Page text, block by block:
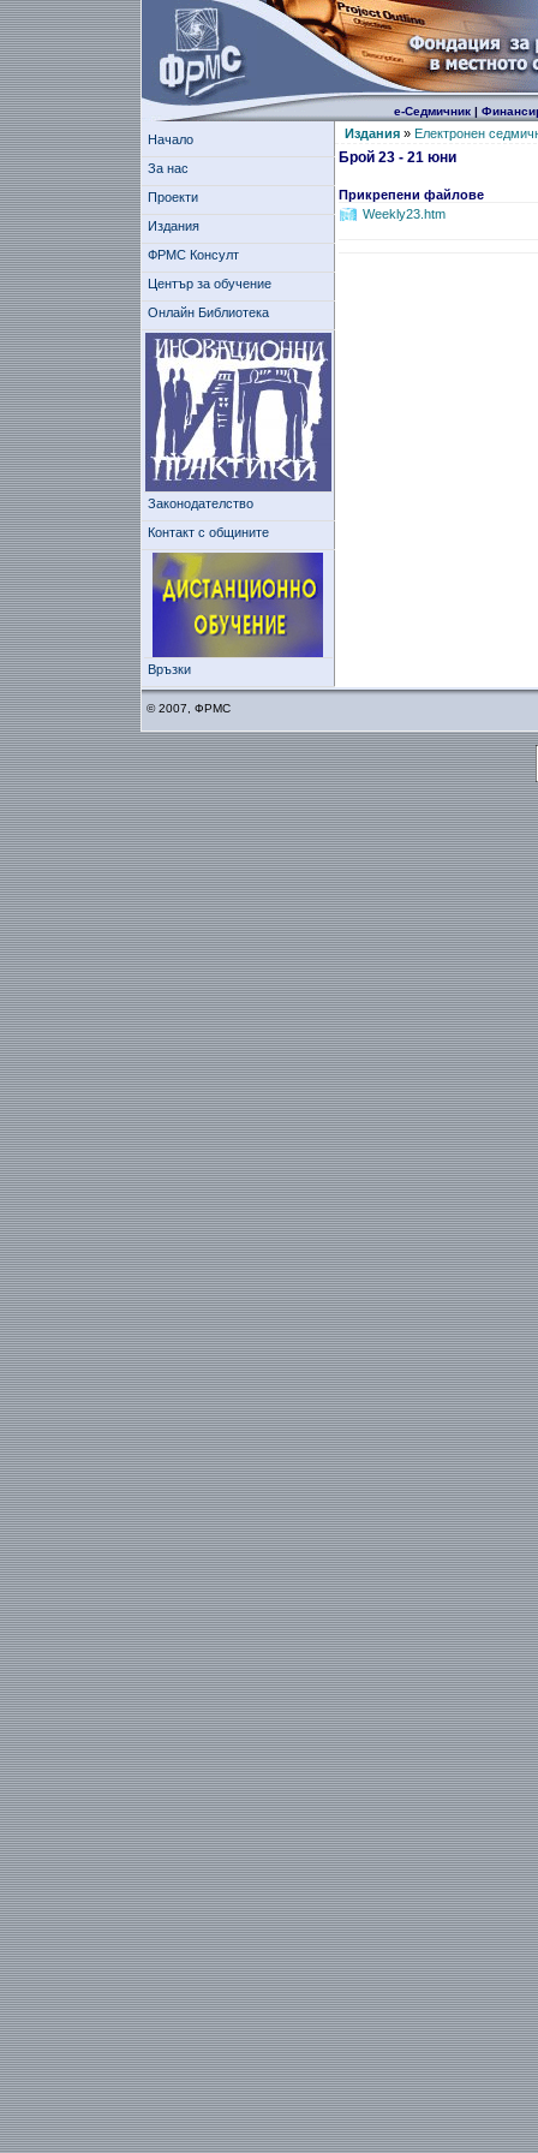
е-Седмичник|
Начало
За нас
Проекти
Издания
ФРМС Консулт
Център за обучение
Онлайн Библиотека
Законодателство
Контакт с общините
Връзки
Издания» Електронен
Брой 23 - 21 юни
Прикрепени файлове
Weekly23.htm
© 2007, ФРМС